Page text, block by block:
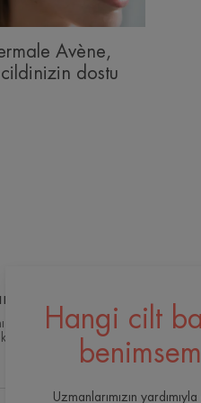
Avène,
dostu
Hangi cilt
Uzmanlarımızın
için özel